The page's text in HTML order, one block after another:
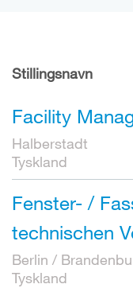
Stillingsnavn
Facility
Halberstadt
Tyskland
Fenster- /
technischen
Berlin /
Tyskland